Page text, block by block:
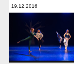
19.12.2016
modul učne ure »Izberi si
SVŠGL - PGC, gledališko